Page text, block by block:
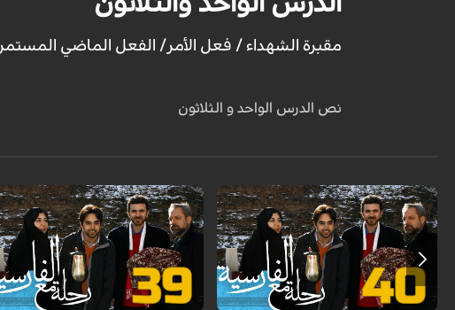
مقبرة الشهداء / فعل الأمر/ الفعل الماضي المستمر
نص الدرس الواحد و الثلاثون
السفر الى مدينة اصفهان و التعرف على
معالمها التاريخية /أسلوب الإستثناء
السفر و شراء التذاكر/فعل النهي